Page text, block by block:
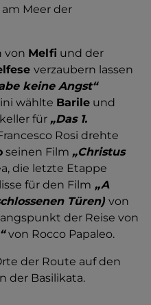
Meer der
von Melfi und der
verzaubern lassen
keine Angst“
wählte Barile und
für „Das 1.
Rosi drehte
seinen Film „Christus
die letzte Etappe
für den Film „A
Türen) von
der Reise von
von Rocco Papaleo.
der Route auf den
der Basilikata.